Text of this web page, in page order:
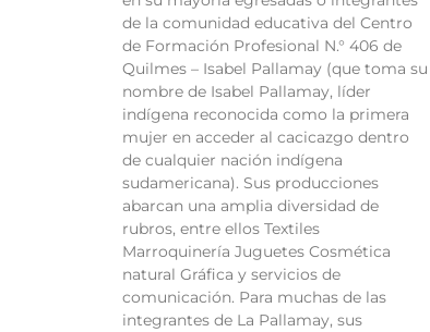
de la comunidad educativa del Centro
de Formación Profesional N.° 406 de
Quilmes – Isabel Pallamay (que toma su
nombre de Isabel Pallamay, líder
indígena reconocida como la primera
mujer en acceder al cacicazgo dentro
de cualquier nación indígena
sudamericana). Sus producciones
abarcan una amplia diversidad de
rubros, entre ellos Textiles
Marroquinería Juguetes Cosmética
natural Gráfica y servicios de
comunicación. Para muchas de las
integrantes de La Pallamay, sus